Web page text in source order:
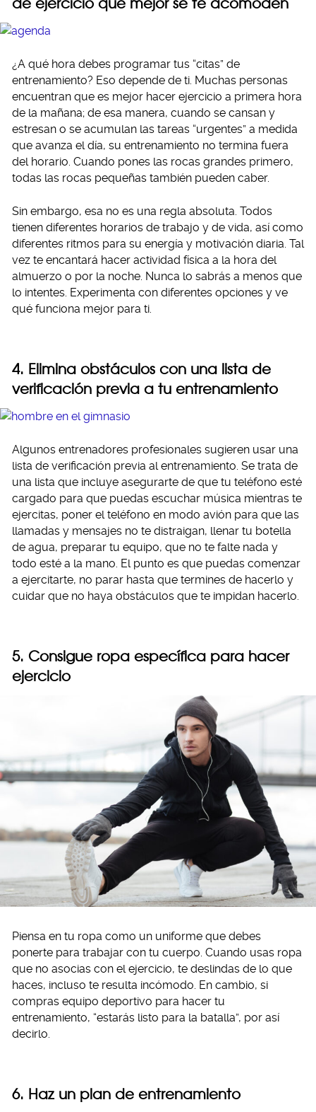
¿A qué hora debes programar tus “citas” de
entrenamiento? Eso depende de ti. Muchas personas
encuentran que es mejor hacer ejercicio a primera hora
de la mañana; de esa manera, cuando se cansan y
estresan o se acumulan las tareas “urgentes” a medida
que avanza el día, su entrenamiento no termina fuera
del horario. Cuando pones las rocas grandes primero,
todas las rocas pequeñas también pueden caber.
Sin embargo, esa no es una regla absoluta. Todos
tienen diferentes horarios de trabajo y de vida, así como
diferentes ritmos para su energía y motivación diaria. Tal
vez te encantará hacer actividad física a la hora del
almuerzo o por la noche. Nunca lo sabrás a menos que
lo intentes. Experimenta con diferentes opciones y ve
qué funciona mejor para ti.
4. Elimina obstáculos con una lista de
verificación previa a tu entrenamiento
Algunos entrenadores profesionales sugieren usar una
lista de verificación previa al entrenamiento. Se trata de
una lista que incluye asegurarte de que tu teléfono esté
cargado para que puedas escuchar música mientras te
ejercitas, poner el teléfono en modo avión para que las
llamadas y mensajes no te distraigan, llenar tu botella
de agua, preparar tu equipo, que no te falte nada y
todo esté a la mano. El punto es que puedas comenzar
a ejercitarte, no parar hasta que termines de hacerlo y
cuidar que no haya obstáculos que te impidan hacerlo.
5. Consigue ropa específica para hacer
ejercicio
Piensa en tu ropa como un uniforme que debes
ponerte para trabajar con tu cuerpo. Cuando usas ropa
que no asocias con el ejercicio, te deslindas de lo que
haces, incluso te resulta incómodo. En cambio, si
compras equipo deportivo para hacer tu
entrenamiento, “estarás listo para la batalla”, por así
decirlo.
6. Haz un plan de entrenamiento